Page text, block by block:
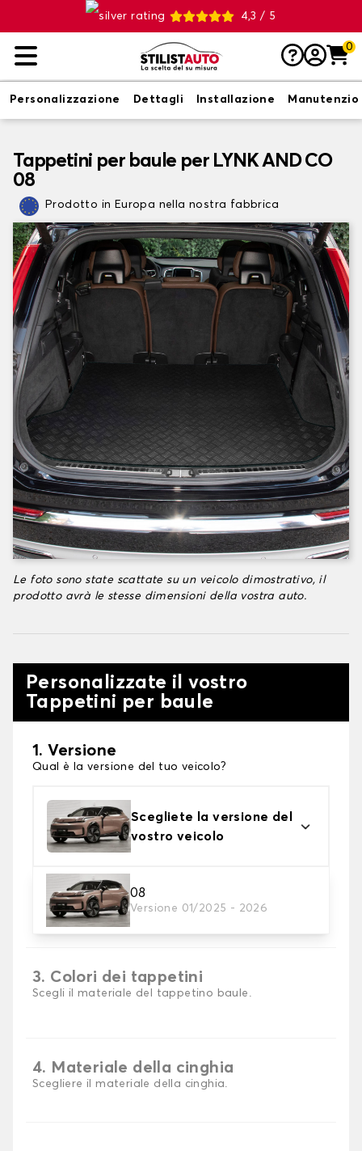
4,3 / 5
0
Personalizzazione Dettagli Installazione
Tappetini per baule per LYNK AND CO
08
Prodotto in Europa nella nostra fabbrica
Le foto sono state scattate su un veicolo dimostrativo, il
prodotto avrà le stesse dimensioni della vostra auto.
Personalizzate il vostro
Tappetini per baule
1. Versione
Qual è la versione del tuo veicolo?
Scegliete la versione del
vostro veicolo
08
Versione 01/2025 - 2026
2. Materiale
scegli il materiale del tappetini per baule
3. Colori dei tappetini
Scegli il materiale del tappetino baule.
4. Materiale della cinghia
Scegliere il materiale della cinghia.